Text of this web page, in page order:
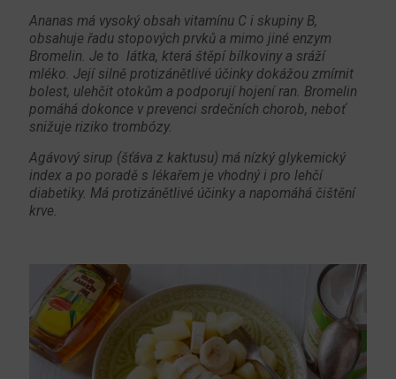
Ananas má vysoký obsah vitamínu C i skupiny B,
obsahuje řadu stopových prvků a mimo jiné enzym
Bromelin. Je to látka, která štěpí bílkoviny a sráží
mléko. Její silně protizánětlivé účinky dokážou zmírnit
bolest, ulehčit otokům a podporují hojení ran. Bromelin
pomáhá dokonce v prevenci srdečních chorob, neboť
snižuje riziko trombózy.
Agávový sirup (šťáva z kaktusu) má nízký glykemický
index a po poradě s lékařem je vhodný i pro lehčí
diabetiky. Má protizánětlivé účinky a napomáhá čištění
krve.